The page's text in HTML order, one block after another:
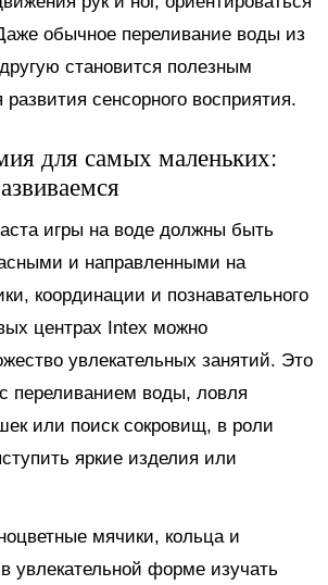
обычное переливание воды из
становится полезным
сенсорного восприятия.
для самых маленьких:
игры на воде должны быть
и направленными на
координации и познавательного
центрах Intex можно
увлекательных занятий. Это
переливанием воды, ловля
или поиск сокровищ, в роли
яркие изделия или
мячики, кольца и
увлекательной форме изучать